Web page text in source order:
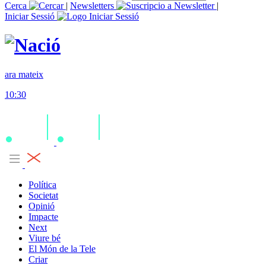
Cerca
| Newsletters
|
Iniciar Sessió
ara mateix
10:30
Política
Societat
Opinió
Impacte
Next
Viure bé
El Món de la Tele
Criar